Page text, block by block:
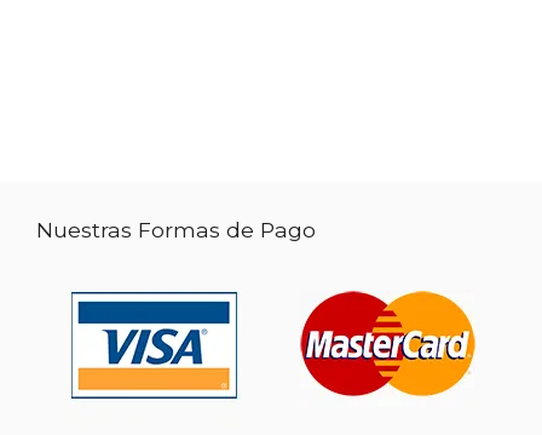
Nuestras Formas de Pago